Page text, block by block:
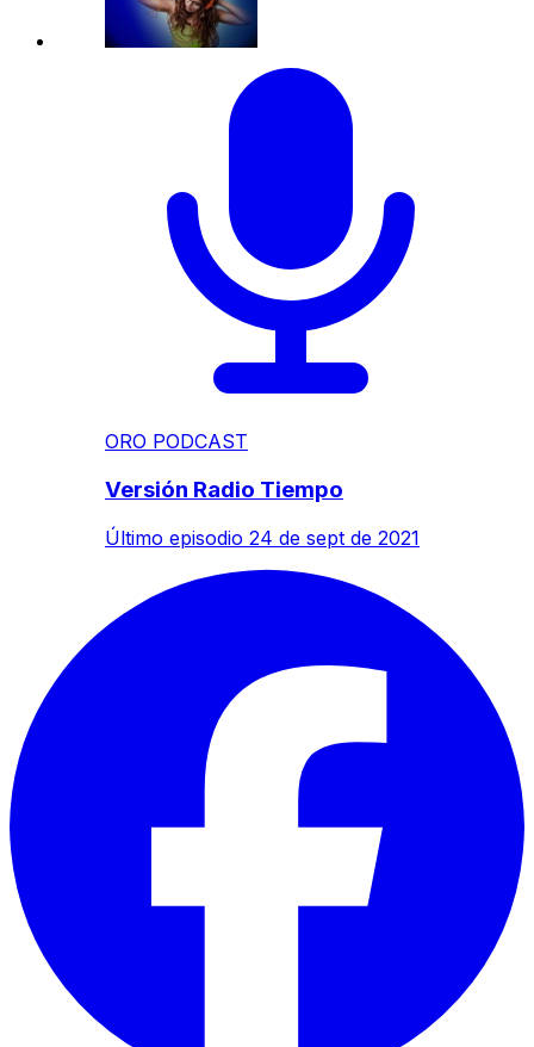
ORO PODCAST
Versión Radio Tiempo
Último episodio 24 de sept de 2021